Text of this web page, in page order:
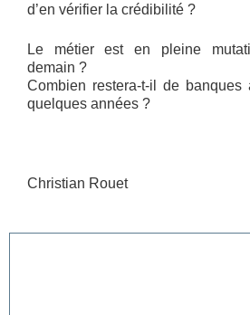
d’en vérifier la crédibilité ?
Le métier est en pleine
demain ?
Combien restera-t-il de banques
quelques années ?
Christian Rouet